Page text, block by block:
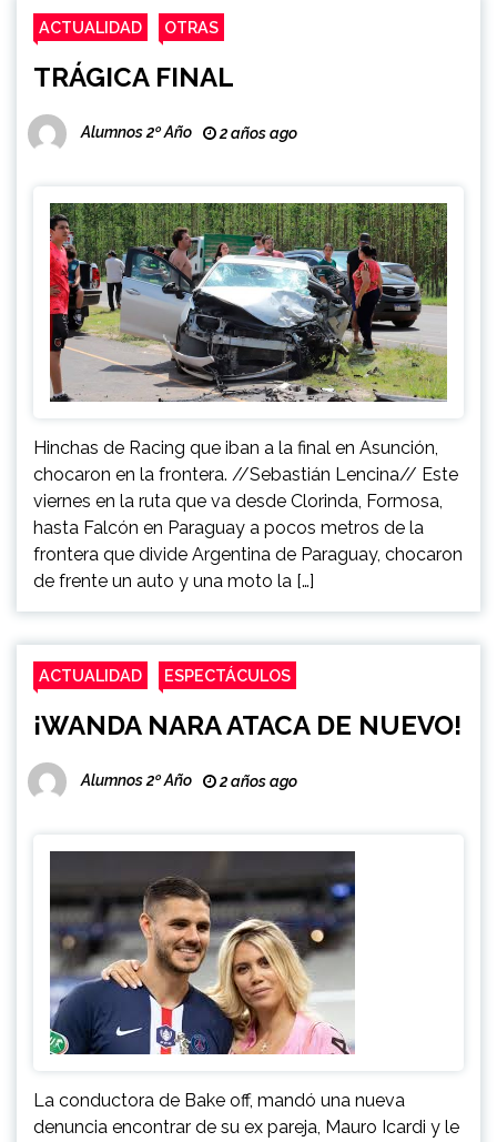
ACTUALIDAD OTRAS
TRÁGICA FINAL
Alumnos 2º Año 2 años ago
Hinchas de Racing que iban a la final en Asunción,
chocaron en la frontera. //Sebastián Lencina// Este
viernes en la ruta que va desde Clorinda, Formosa,
hasta Falcón en Paraguay a pocos metros de la
frontera que divide Argentina de Paraguay, chocaron
de frente un auto y una moto la […]
ACTUALIDAD ESPECTÁCULOS
¡WANDA NARA ATACA DE NUEVO!
Alumnos 2º Año 2 años ago
La conductora de Bake off, mandó una nueva
denuncia encontrar de su ex pareja, Mauro Icardi y le